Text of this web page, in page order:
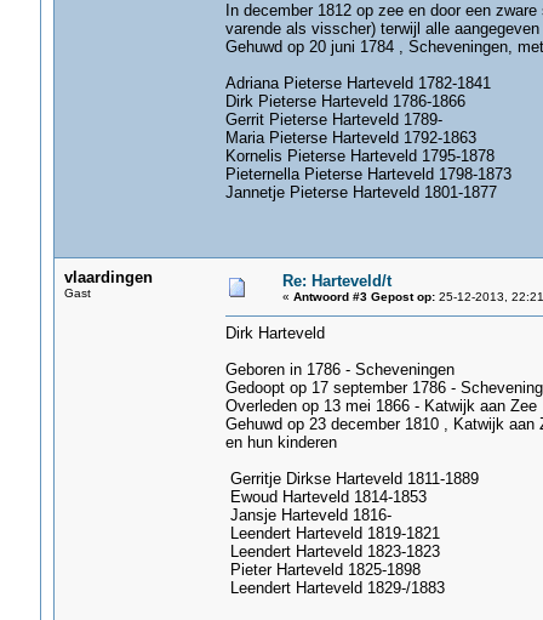
In december 1812 op zee en door een
varende als visscher) terwijl alle
Gehuwd op 20 juni 1784 , Scheveningen,
Adriana Pieterse Harteveld 1782-1841
Dirk Pieterse Harteveld 1786-1866
Gerrit Pieterse Harteveld 1789-
Maria Pieterse Harteveld 1792-1863
Kornelis Pieterse Harteveld 1795-1878
Pieternella Pieterse Harteveld 1798-1873
Jannetje Pieterse Harteveld 1801-1877
vlaardingen
Gast
Re: Harteveld/t
« Antwoord #3 Gepost op:25-12-2013,
Dirk Harteveld
Geboren in 1786 - Scheveningen
Gedoopt op 17 september 1786 -
Overleden op 13 mei 1866 - Katwijk aan
Gehuwd op 23 december 1810 , Katwijk
en hun kinderen
Gerritje Dirkse Harteveld 1811-1889
Ewoud Harteveld 1814-1853
Jansje Harteveld 1816-
Leendert Harteveld 1819-1821
Leendert Harteveld 1823-1823
Pieter Harteveld 1825-1898
Leendert Harteveld 1829-/1883